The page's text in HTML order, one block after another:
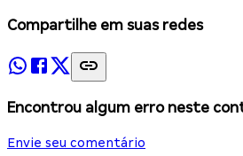
Compartilhe em suas redes
Encontrou algum erro neste
Envie seu comentário